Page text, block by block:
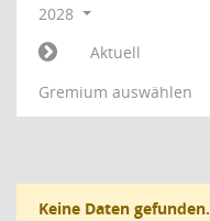
2028
Aktuell
Gremium auswählen
Keine Daten gefunden.